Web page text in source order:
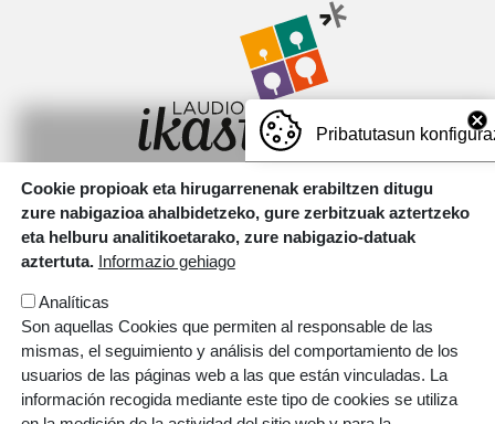
Motxotekale, 16 01400 Laudio.
T.946 726 737
Irudia
Pribatutasun
Cookie propioak eta hirugarrenenak erabiltzen ditugu
zure nabigazioa ahalbidetzeko, gure zerbitzuak aztertzeko
eta helburu analitikoetarako, zure nabigazio-datuak
aztertuta. Informazio gehiago
Analíticas
Son aquellas Cookies que permiten al responsable de las
mismas, el seguimiento y análisis del comportamiento de los
usuarios de las páginas web a las que están vinculadas. La
información recogida mediante este tipo de cookies se utiliza